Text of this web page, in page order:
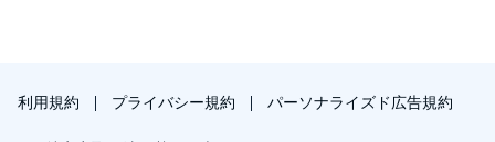
利用規約 プライバシー規約 パーソナライズド広告規約